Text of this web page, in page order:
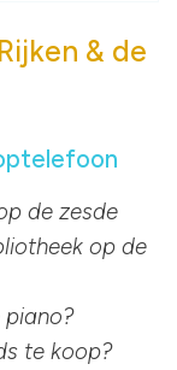
& de
de zesde
op de
te koop?